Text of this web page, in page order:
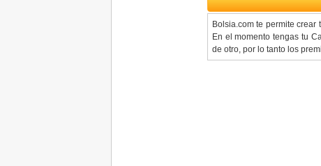
Bolsia.com te permite
En el momento tengas tu
de otro, por lo tanto los